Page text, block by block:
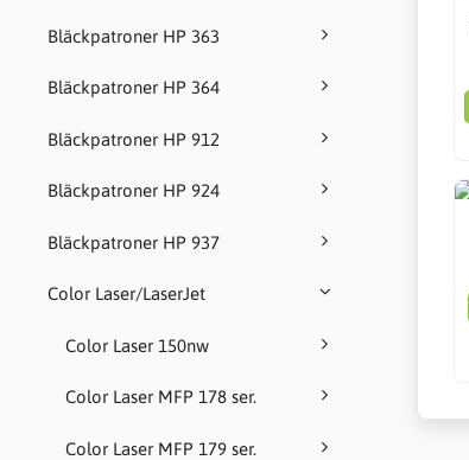
Bläckpatroner HP 363
Bläckpatroner HP 364
Bläckpatroner HP 912
Bläckpatroner HP 924
Bläckpatroner HP 937
Color Laser/LaserJet
Color Laser 150nw
Color Laser MFP 178 ser.
Color Laser MFP 179 ser.